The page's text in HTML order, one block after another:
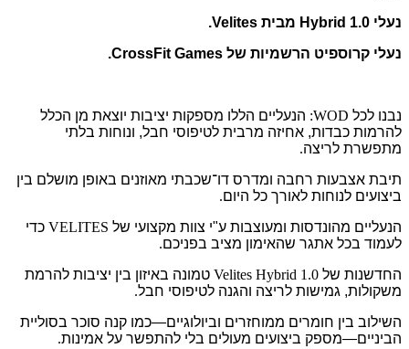
נעלי Hybrid 1.0 מבית Velites.
נעלי קרוספיט הרשמיות של CrossFit Games.
נבנו לכל
הנעליים הללו מספקות יציבות יוצאת מן הכלל
להרמות כבדות, אחיזה מרבית לטיפוסי חבל, ונוחות בלתי
מתפשרת לריצה.
תיבת אצבעות רחבה ומדרס דו־שכבתי מאוזנים באופן מושלם בין
ביצועים לנוחות לאורך כל היום.
הנעליים מהונדסות ומעוצבות ע"י צוות מקצועי של
כדי
לעמוד בכל אתגר שהאימון מציב בפניכם.
החדשנות של
טמונה באיזון בין יציבות להרמת
משקולות, גמישות לריצה והגנה לטיפוסי חבל.
השילוב בין חומרים ממוחזרים וביולוגיים—כמו קנה סוכר בסוליית
הביניים—מספק ביצועים מעולים בלי להתפשר על אמינות.